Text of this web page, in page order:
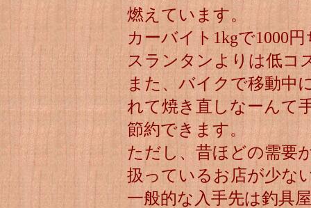
燃えています。
カーバイト1kgで1000
スランタンよりは低コ
また、バイクで移動中
れて焼き直しなーんて
節約できます。
ただし、昔ほどの需要
扱っているお店が少な
一般的な入手先は釣具